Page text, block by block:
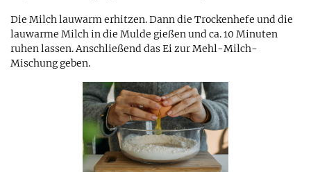
Die Milch lauwarm erhitzen. Dann die Trockenhefe und die
lauwarme Milch in die Mulde gießen und ca. 10 Minuten
ruhen lassen. Anschließend das Ei zur Mehl-Milch-
Mischung geben.